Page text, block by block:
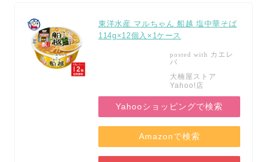
東洋水産 マルちゃん 船越 塩中華そば
114g×12個入×1ケース
posted with カエレ
バ
大楠屋ストア
Yahoo!店
Yahooショッピングで検索
Amazonで検索